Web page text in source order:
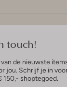
touch!
de nieuwste
jou. Schrijf je in
150,- shoptegoed.